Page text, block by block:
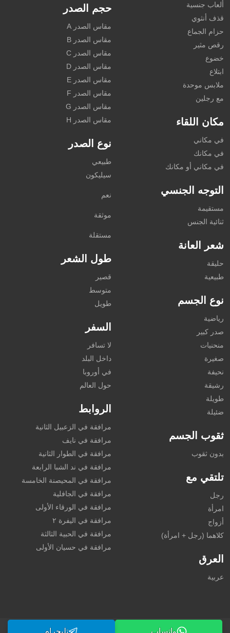
ألعاب جنسية
قذف أنثوي
حزام الجماع
رقص مثير
خضوع
ابتلاع
ملابس موحدة
مع رجلين
مكان اللقاء
في مكاني
في مكانك
في مكاني أو مكانك
التوجه الجنسي
مستقيمة
ثنائية الجنس
شعر العانة
حليقة
طبيعية
نوع الجسم
رياضية
صدر كبير
منحنيات
صغيرة
نحيفة
رشيقة
طويلة
ضئيلة
ثقوب الجسم
بدون ثقوب
تلتقي مع
رجل
امرأة
أزواج
كلاهما (رجل + امرأة)
العرق
عربية
حجم الصدر
مقاس الصدر A
مقاس الصدر B
مقاس الصدر C
مقاس الصدر D
مقاس الصدر E
مقاس الصدر F
مقاس الصدر G
مقاس الصدر H
نوع الصدر
طبيعي
سيليكون
نعم
موثقة
مستقلة
طول الشعر
قصير
متوسط
طويل
السفر
لا تسافر
داخل البلد
في أوروبا
حول العالم
الروابط
مرافقة في الزعبيل الثانية
مرافقة في نايف
مرافقة في الطوار الثانية
مرافقة في ند الشبا الرابعة
مرافقة في المحيصنة الخامسة
مرافقة في الجافلية
مرافقة في الورقاء الأولى
مرافقة في اليفرة ٢
مرافقة في الحبية الثالثة
مرافقة في حسيان الأولى
واتساب تليجرام